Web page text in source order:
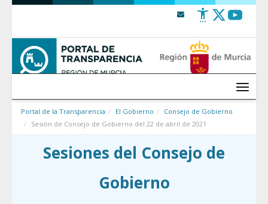
Saltar al contenido
Menú
Portal de la Transparencia El Gobierno
Consejo de Gobierno
Sesión de Consejo de Gobierno del 22 de abril de 2021
Sesiones del Consejo de
Gobierno